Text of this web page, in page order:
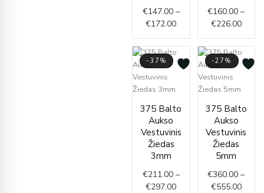
€147.00 –
€172.00
€160.00 –
€226.00
-37%
375 Balto
Aukso
Vestuvinis
Žiedas
3mm
€211.00 –
€297.00
range:
€211.00
through
-27%
375 Balto
Aukso
Vestuvinis
Žiedas
5mm
€360.00 –
€555.00
range: